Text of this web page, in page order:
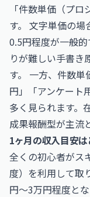
「件数単価（プ
す。 文字単価の
0.5円程度が一般
りが難しい手書き
す。 一方、件数
円」「アンケート
多く見られます。
成果報酬型が主流
1ヶ月の収入目安
全くの初心者がス
度）を利用して取
円〜3万円程度と